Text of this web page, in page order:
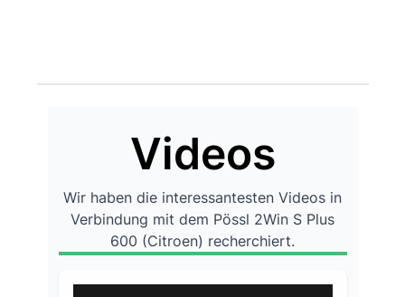
Videos
Wir haben die interessantesten Videos in
Verbindung mit dem Pössl 2Win S Plus
600 (Citroen) recherchiert.